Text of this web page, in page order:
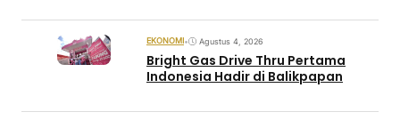
EKONOMI • Agustus 4, 2026
Bright Gas Drive Thru Pertama
Indonesia Hadir di Balikpapan